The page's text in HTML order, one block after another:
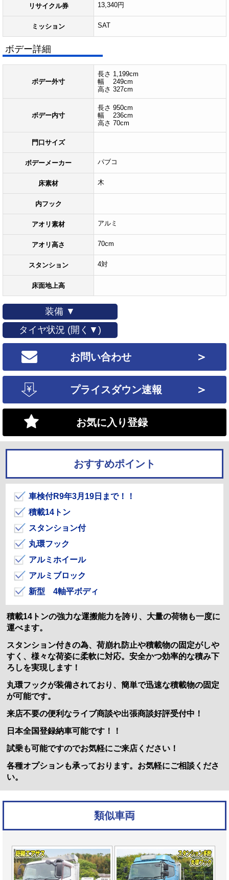
リサイクル券 13,340円
ミッション SAT
ボデー詳細
ボデー外寸
長さ 1,199cm
幅 249cm
高さ 327cm
ボデー内寸
長さ 950cm
幅 236cm
高さ 70cm
門口サイズ
ボデーメーカー パブコ
床素材 木
内フック
アオリ素材 アルミ
アオリ高さ 70cm
スタンション 4対
床面地上高
装備 ▼
タイヤ状況 (開く▼)
お問い合わせ ＞
プライスダウン速報 ＞
お気に入り登録
おすすめポイント
車検付R9年3月19日まで！！
積載14トン
スタンション付
丸環フック
アルミホイール
アルミブロック
新型 4軸平ボディ
積載14トンの強力な運搬能力を誇り、大量の荷物も一度に
運べます。
スタンション付きの為、荷崩れ防止や積載物の固定がしや
すく、様々な荷姿に柔軟に対応。安全かつ効率的な積み下
ろしを実現します！
丸環フックが装備されており、簡単で迅速な積載物の固定
が可能です。
来店不要の便利なライブ商談や出張商談好評受付中！
日本全国登録納車可能です！！
試乗も可能ですのでお気軽にご来店ください！
各種オプションも承っております。お気軽にご相談くださ
い。
類似車両